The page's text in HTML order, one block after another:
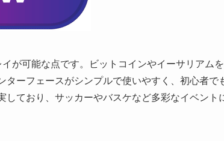
が可能な点です。ビットコインやイーサリアム
ーフェースがシンプルで使いやすく、初心者で
ており、サッカーやバスケなど多彩なイベント